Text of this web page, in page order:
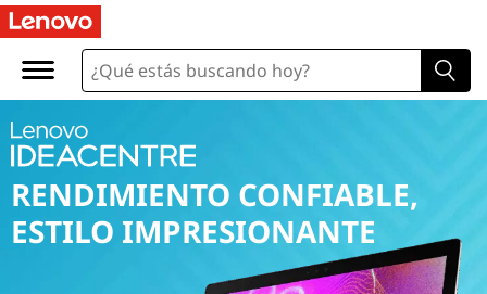
RENDIMIENTO CONFIABLE,
ESTILO IMPRESIONANTE